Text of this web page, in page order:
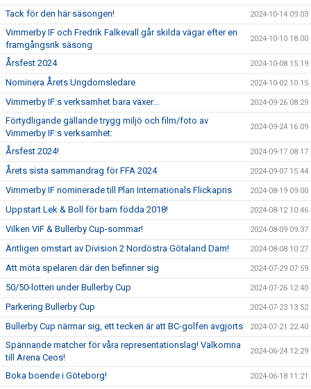
Tack för den här säsongen! 2024-10-14 09:03
Vimmerby IF och Fredrik Falkevall går skilda vägar efter en
framgångsrik säsong
2024-10-10 18:00
Årsfest 2024 2024-10-08 15:19
Nominera Årets Ungdomsledare 2024-10-02 10:15
Vimmerby IF:s verksamhet bara växer... 2024-09-26 08:29
Förtydligande gällande trygg miljö och film/foto av
Vimmerby IF:s verksamhet:
2024-09-24 16:09
Årsfest 2024! 2024-09-17 08:17
Årets sista sammandrag för FFA 2024 2024-09-07 15:44
Vimmerby IF nominerade till Plan Internationals Flickapris 2024-08-19 09:00
Uppstart Lek & Boll för barn födda 2018! 2024-08-12 10:46
Vilken VIF & Bullerby Cup-sommar! 2024-08-09 09:37
Äntligen omstart av Division 2 Nordöstra Götaland Dam! 2024-08-08 10:27
Att möta spelaren där den befinner sig 2024-07-29 07:59
50/50-lotteri under Bullerby Cup 2024-07-26 12:40
Parkering Bullerby Cup 2024-07-23 13:52
Bullerby Cup närmar sig, ett tecken är att BC-golfen avgjorts 2024-07-21 22:40
Spännande matcher för våra representationslag! Välkomna
till Arena Ceos!
2024-06-24 12:29
Boka boende i Göteborg! 2024-06-18 11:21